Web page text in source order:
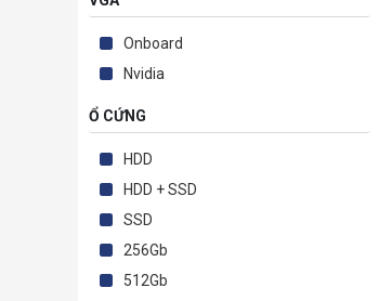
Onboard
Nvidia
Ổ CỨNG
HDD
HDD + SSD
SSD
256Gb
512Gb